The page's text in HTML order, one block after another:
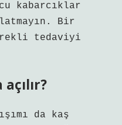
kabarcıklar
Bir
tedaviyi
da kaş